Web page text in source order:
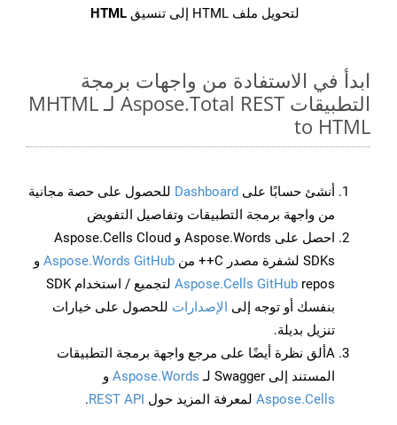
لتحويل ملف HTML إلى تنسيق
HTML
ابدأ في الاستفادة من واجهات برمجة
التطبيقات Aspose.Total REST لـ MHTML
to HTML
أنشئ حسابًا على Dashboard للحصول على حصة مجانية
من واجهة برمجة التطبيقات وتفاصيل التفويض
احصل على Aspose.Words و Aspose.Cells Cloud
SDKs لشفرة مصدر C++ من
Aspose.Words GitHub و
Aspose.Cells GitHub
repos لتجميع / استخدام SDK
بنفسك أو توجه إلى الإصدارات للحصول على خيارات
تنزيل بديلة.
Aألق نظرة أيضًا على مرجع واجهة برمجة التطبيقات
المستند إلى Swagger لـ
Aspose.Words و
Aspose.Cells لمعرفة المزيد حول REST API
.